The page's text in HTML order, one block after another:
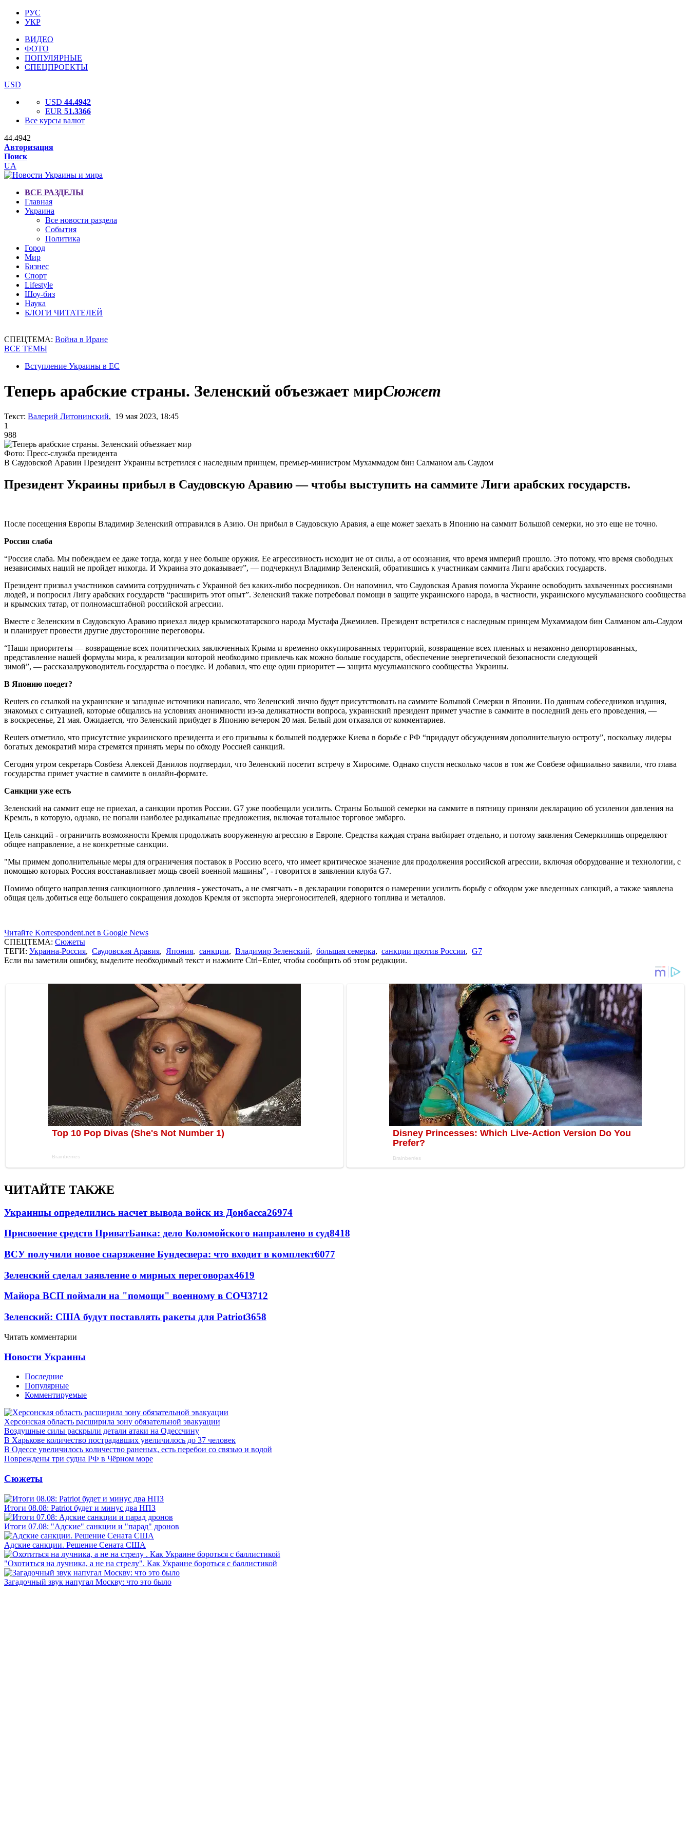
РУС
УКР
ВИДЕО
ФОТО
ПОПУЛЯРНЫЕ
СПЕЦПРОЕКТЫ
USD
USD 44.4942
EUR 51.3366
Все курсы валют
44.4942
Авторизация
Поиск
UA
ВСЕ РАЗДЕЛЫ
Главная
Украина
Все новости раздела
События
Политика
Город
Мир
Бизнес
Спорт
Lifestyle
Шоу-биз
Наука
БЛОГИ ЧИТАТЕЛЕЙ
СПЕЦТЕМА: Война в Иране
ВСЕ ТЕМЫ
Вступление Украины в ЕС
Теперь арабские страны. Зеленский объезжает мирСюжет
Текст: Валерий Литонинский, 19 мая 2023, 18:45
1
988
Фото: Пресс-служба президента
В Саудовской Аравии Президент Украины встретился с наследным принцем, премьер-министром Мухаммадом бин Салманом аль Саудом
Президент Украины прибыл в Саудовскую Аравию — чтобы выступить на саммите Лиги арабских государств.
После посещения Европы Владимир Зеленский отправился в Азию. Он прибыл в Саудовскую Аравия, а еще может заехать в Японию на саммит Большой семерки, но это еще не точно.
Россия слаба
“Россия слаба. Мы побеждаем ее даже тогда, когда у нее больше оружия. Ее агрессивность исходит не от силы, а от осознания, что время империй прошло. Это потому, что время свободных
независимых наций не пройдет никогда. И Украина это доказывает”, — подчеркнул Владимир Зеленский, обратившись к участникам саммита Лиги арабских государств.
Президент призвал участников саммита сотрудничать с Украиной без каких-либо посредников. Он напомнил, что Саудовская Аравия помогла Украине освободить захваченных россиянами
людей, и попросил Лигу арабских государств “расширить этот опыт”. Зеленский также потребовал помощи в защите украинского народа, в частности, украинского мусульманского сообщества
и крымских татар, от полномасштабной российской агрессии.
Вместе с Зеленским в Саудовскую Аравию приехал лидер крымскотатарского народа Мустафа Джемилев. Президент встретился с наследным принцем Мухаммадом бин Салманом аль-Саудом
и планирует провести другие двусторонние переговоры.
“Наши приоритеты — возвращение всех политических заключенных Крыма и временно оккупированных территорий, возвращение всех пленных и незаконно депортированных,
представление нашей формулы мира, к реализации которой необходимо привлечь как можно больше государств, обеспечение энергетической безопасности следующей
зимой”, — рассказалруководитель государства о поездке. И добавил, что еще один приоритет — защита мусульманского сообщества Украины.
В Японию поедет?
Reuters со ссылкой на украинские и западные источники написало, что Зеленский лично будет присутствовать на саммите Большой Семерки в Японии. По данным собеседников издания,
знакомых с ситуацией, которые общались на условиях анонимности из-за деликатности вопроса, украинский президент примет участие в саммите в последний день его проведения, —
в воскресенье, 21 мая. Ожидается, что Зеленский прибудет в Японию вечером 20 мая. Белый дом отказался от комментариев.
Reuters отметило, что присутствие украинского президента и его призывы к большей поддержке Киева в борьбе с РФ “придадут обсуждениям дополнительную остроту”, поскольку лидеры
богатых демократий мира стремятся принять меры по обходу Россией санкций.
Сегодня утром секретарь Совбеза Алексей Данилов подтвердил, что Зеленский посетит встречу в Хиросиме. Однако спустя несколько часов в том же Совбезе официально заявили, что глава
государства примет участие в саммите в онлайн-формате.
Санкции уже есть
Зеленский на саммит еще не приехал, а санкции против России. G7 уже пообещали усилить. Страны Большой семерки на саммите в пятницу приняли декларацию об усилении давления на
Кремль, в которую, однако, не попали наиболее радикальные предложения, включая тотальное торговое эмбарго.
Цель санкций - ограничить возможности Кремля продолжать вооруженную агрессию в Европе. Средства каждая страна выбирает отдельно, и потому заявления Семеркилишь определяют
общее направление, а не конкретные санкции.
"Мы примем дополнительные меры для ограничения поставок в Россию всего, что имеет критическое значение для продолжения российской агрессии, включая оборудование и технологии, с
помощью которых Россия восстанавливает мощь своей военной машины", - говорится в заявлении клуба G7.
Помимо общего направления санкционного давления - ужесточать, а не смягчать - в декларации говорится о намерении усилить борьбу с обходом уже введенных санкций, а также заявлена
общая цель добиться еще большего сокращения доходов Кремля от экспорта энергоносителей, ядерного топлива и металлов.
Читайте Korrespondent.net в Google News
СПЕЦТЕМА: Сюжеты
ТЕГИ: Украина-Россия, Саудовская Аравия, Япония, санкции, Владимир Зеленский, большая семерка, санкции против России, G7
Если вы заметили ошибку, выделите необходимый текст и нажмите Ctrl+Enter, чтобы сообщить об этом редакции.
ЧИТАЙТЕ ТАКЖЕ
Украинцы определились насчет вывода войск из Донбасса26974
Присвоение средств ПриватБанка: дело Коломойского направлено в суд8418
ВСУ получили новое снаряжение Бундесвера: что входит в комплект6077
Зеленский сделал заявление о мирных переговорах4619
Майора ВСП поймали на "помощи" военному в СОЧ3712
Зеленский: США будут поставлять ракеты для Patriot3658
Читать комментарии
Новости Украины
Последние
Популярные
Комментируемые
Херсонская область расширила зону обязательной эвакуации
Воздушные силы раскрыли детали атаки на Одессчину
В Харькове количество пострадавших увеличилось до 37 человек
В Одессе увеличилось количество раненых, есть перебои со связью и водой
Повреждены три судна РФ в Чёрном море
Сюжеты
Итоги 08.08: Patriot будет и минус два НПЗ
Итоги 07.08: "Адские" санкции и "парад" дронов
Адские санкции. Решение Сената США
"Охотиться на лучника, а не на стрелу". Как Украине бороться с баллистикой
Загадочный звук напугал Москву: что это было